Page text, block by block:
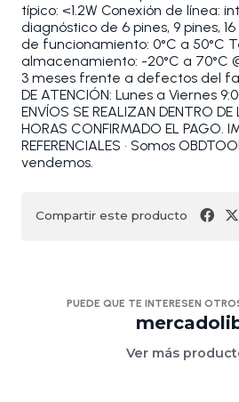
típico: <1.2W Conexión de línea:
diagnóstico de 6 pines, 9 pines,
de funcionamiento: 0°C a 50°C
almacenamiento: -20°C a 70°C @
3 meses frente a defectos del
DE ATENCIÓN: Lunes a Viernes
ENVÍOS SE REALIZAN DENTRO DE
HORAS CONFIRMADO EL PAGO.
REFERENCIALES • Somos
vendemos.
Compartir este producto
PUEDE QUE TE INTERESEN
Ver más